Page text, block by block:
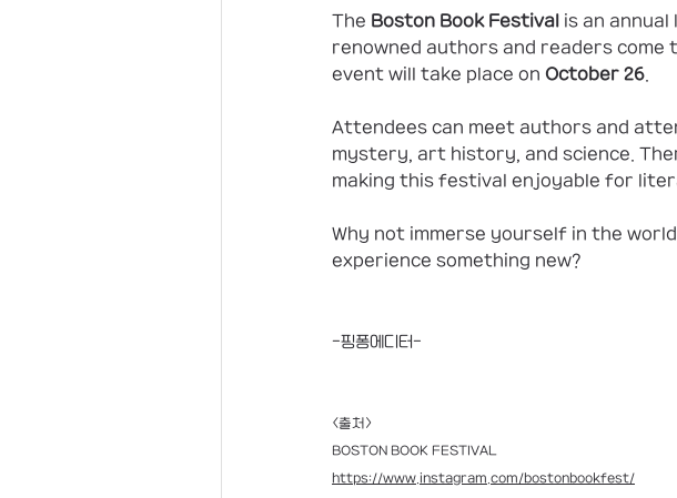
The Boston Book Festival is an
renowned authors and readers
event will take place on October 26
Attendees can meet authors and
mystery, art history, and science.
making this festival enjoyable for
Why not immerse yourself in the
experience something new?
-핑퐁에디터-
<출처>
BOSTON BOOK FESTIVAL
https://www.instagram.com/bostonbookfest/